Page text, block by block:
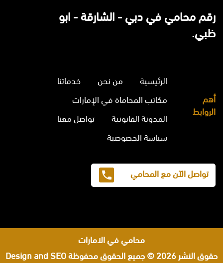
رقم محامي في دبي - الشارقة - ابو
ظبي.
أهم
الروابط
الرئيسية من نحن
خدماتنا
مكاتب المحاماة في الإمارات
المدونة القانونية
تواصل معنا
سياسة الخصوصية
تواصل الآن مع المحامي
محامي في الامارات
حقوق النشر 2026 © جميع الحقوق محفوظة
Design and SEO